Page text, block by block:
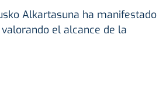
Alkartasuna ha manifestado
el alcance de la